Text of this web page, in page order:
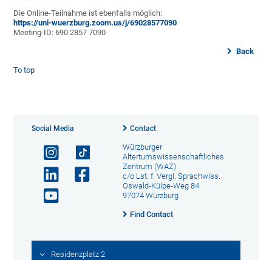
Die Online-Teilnahme ist ebenfalls möglich:
https://uni-wuerzburg.zoom.us/j/69028577090
Meeting-ID: 690 2857 7090
Back
To top
Social Media Contact
Würzburger
Altertumswissenschaftliches
Zentrum (WAZ)
c/o Lst. f. Vergl. Sprachwiss.
Oswald-Külpe-Weg 84
97074 Würzburg
Find Contact
Residenzplatz 2